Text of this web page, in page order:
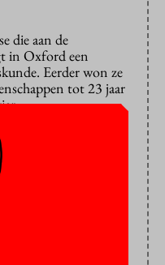
die aan de
in Oxford een
Eerder won ze
tot 23 jaar
kilometer wordt live
race vond plaats
jaarlijks evenement.
het voordeel van
tegen elkaar en